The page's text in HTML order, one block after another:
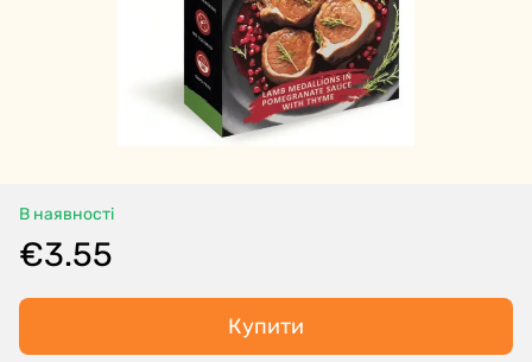
В наявності
€3.55
Купити